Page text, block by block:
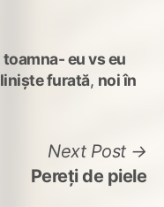
toamna- eu vs eu
liniște furată, noi în
Next Post
Pereți de piele